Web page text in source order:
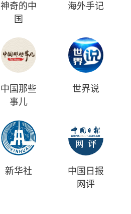
神奇的中
国
海外手记
中国那些
事儿
世界说
新华社
中国日报
网评